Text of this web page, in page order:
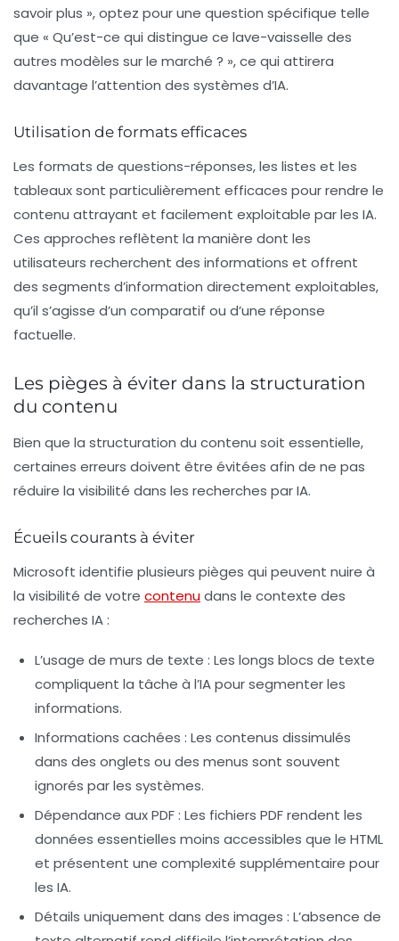
savoir plus », optez pour une question spécifique telle
que « Qu’est-ce qui distingue ce lave-vaisselle des
autres modèles sur le marché ? », ce qui attirera
davantage l’attention des systèmes d’IA.
Utilisation de formats efficaces
Les formats de questions-réponses, les listes et les
tableaux sont particulièrement efficaces pour rendre le
contenu attrayant et facilement exploitable par les IA.
Ces approches reflètent la manière dont les
utilisateurs recherchent des informations et offrent
des segments d’information directement exploitables,
qu’il s’agisse d’un comparatif ou d’une réponse
factuelle.
Les pièges à éviter dans la structuration
du contenu
Bien que la structuration du contenu soit essentielle,
certaines erreurs doivent être évitées afin de ne pas
réduire la visibilité dans les recherches par IA.
Écueils courants à éviter
Microsoft identifie plusieurs pièges qui peuvent nuire à
la visibilité de votre contenudans le contexte des
recherches IA :
L’usage de murs de texte : Les longs blocs de texte
compliquent la tâche à l’IA pour segmenter les
informations.
Informations cachées : Les contenus dissimulés
dans des onglets ou des menus sont souvent
ignorés par les systèmes.
Dépendance aux PDF: Les fichiers PDF rendent les
données essentielles moins accessibles que le HTML
et présentent une complexité supplémentaire pour
les IA.
Détails uniquement dans des images : L’absence de